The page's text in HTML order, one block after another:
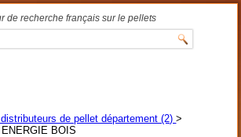
de recherche français sur le pellets
distributeurs de pellet département (2)>
BOIS